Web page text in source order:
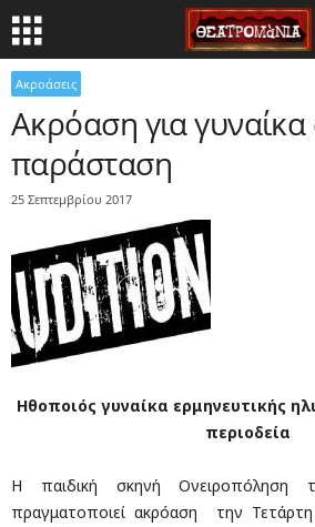
Ακροάσεις
Ακρόαση για γυναίκα
παράσταση
25 Σεπτεμβρίου 2017
Ηθοποιός γυναίκα ερμηνευτικής
περιοδεία
H παιδική σκηνή Ονειροπόληση
πραγματοποιεί ακρόαση την